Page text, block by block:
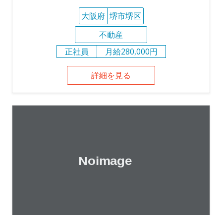
大阪府 堺市堺区
不動産
正社員
月給280,000円
詳細を見る